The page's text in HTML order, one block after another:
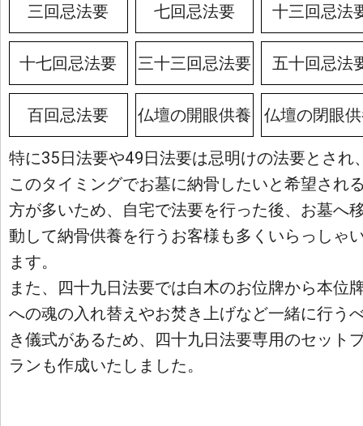
三回忌法要 七回忌法要 十三回忌法
十七回忌法要 三十三回忌法要 五十回忌法
百回忌法要 仏壇の開眼供養 仏壇の閉眼
特に35日法要や49日法要は忌明けの法要とされ
このタイミングでお墓に納骨したいと希望され
方が多いため、自宅で法要を行った後、お墓へ
動して納骨供養を行うお客様も多くいらっしゃ
ます。
また、四十九日法要では白木のお位牌から本位
への魂の入れ替えやお焚き上げなど一緒に行う
き儀式があるため、四十九日法要専用のセット
ランも作成いたしました。